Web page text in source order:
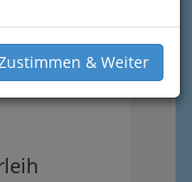
& Weiter